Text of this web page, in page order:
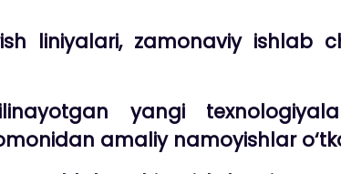
liniyalari, zamonaviy ishlab
yangi
amaliy namoyishlar